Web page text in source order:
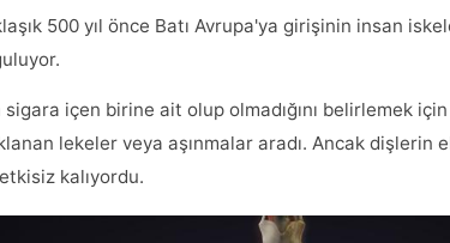
500 yıl önce Batı Avrupa'ya girişinin insan
içen birine ait olup olmadığını belirlemek için
lekeler veya aşınmalar aradı. Ancak dişlerin
kalıyordu.